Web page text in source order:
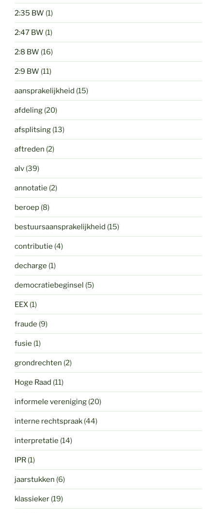
2:35 BW (1)
2:47 BW (1)
2:8 BW (16)
2:9 BW (11)
aansprakelijkheid (15)
afdeling (20)
afsplitsing (13)
aftreden (2)
alv (39)
annotatie (2)
beroep (8)
bestuursaansprakelijkheid (15)
contributie (4)
decharge (1)
democratiebeginsel (5)
EEX (1)
fraude (9)
fusie (1)
grondrechten (2)
Hoge Raad (11)
informele vereniging (20)
interne rechtspraak (44)
interpretatie (14)
IPR (1)
jaarstukken (6)
klassieker (19)